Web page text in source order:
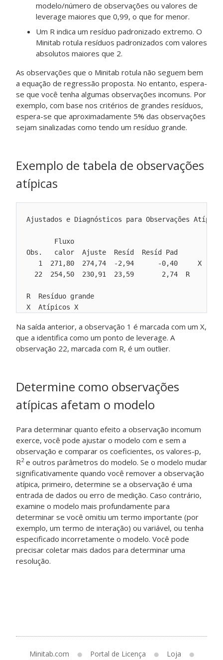
modelo/número de observações ou valores de
leverage maiores que 0,99, o que for menor.
Um R indica um resíduo padronizado extremo. O
Minitab rotula resíduos padronizados com valores
absolutos maiores que 2.
As observações que o Minitab rotula não seguem bem
a equação de regressão proposta. No entanto, espera-
se que você tenha algumas observações incomuns. Por
exemplo, com base nos critérios de grandes resíduos,
espera-se que aproximadamente 5% das observações
sejam sinalizadas como tendo um resíduo grande.
Exemplo de tabela de observações
atípicas
Ajustados e Diagnósticos para Observações
       Fluxo
Obs.   calor  Ajuste  Resíd  Resíd Pad
   1  271,80  274,74  -2,94      -0,40     X
  22  254,50  230,91  23,59       2,74  R
R  Resíduo grande
Na saída anterior, a observação 1 é marcada com um X,
que a identifica como um ponto de leverage. A
observação 22, marcada com R, é um outlier.
Determine como observações
atípicas afetam o modelo
Para determinar quanto efeito a observação incomum
exerce, você pode ajustar o modelo com e sem a
observação e comparar os coeficientes, os valores-p,
R2e outros parâmetros do modelo. Se o modelo mudar
significativamente quando você remover a observação
atípica, primeiro, determine se a observação é uma
entrada de dados ou erro de medição. Caso contrário,
examine o modelo mais profundamente para
determinar se você omitiu um termo importante (por
exemplo, um termo de interação) ou variável, ou tenha
especificado incorretamente o modelo. Você pode
precisar coletar mais dados para determinar uma
resolução.
Minitab.com Portal de Licença Loja